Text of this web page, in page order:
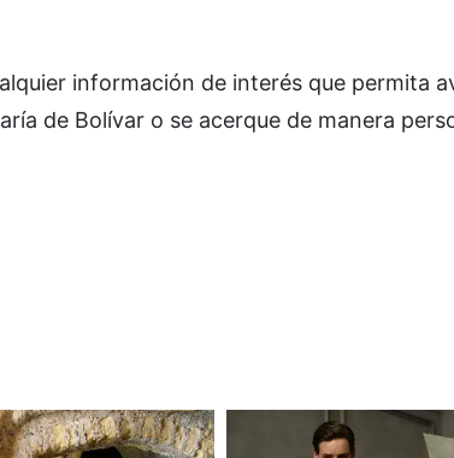
información de interés que permita
de Bolívar o se acerque de manera